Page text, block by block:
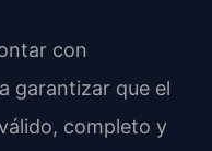
con
garantizar que el
completo y